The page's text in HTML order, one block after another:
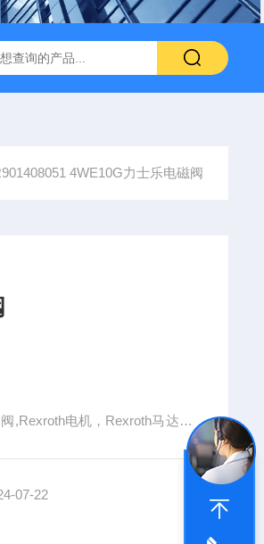
312L KNF气体隔膜泵
4WE10G力士乐电磁阀
,Rexroth电机，Rexroth马达，
公司拥有技术全面、专业性强且
供基于高效节能标准的工业火
07-22